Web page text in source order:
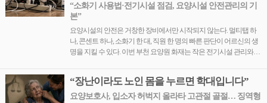
“소화기 사용법·전기시설 점검, 요양시설 안전관리의 기
본”
요양시설의 안전은 거창한 장비에서만 시작되지 않는다. 멀티탭 하
나, 콘센트 하나, 소화기 한 대, 직원 한 명의 빠른 판단이 어르신의 생
명을 지킬 수 있다. 이번 부천 요양원 화재는 작은 전기시설 관리와…
“장난이라도 노인 몸을 누르면 학대입니다”
요양보호사, 입소자 허벅지 올라타 고관절 골절… 징역형